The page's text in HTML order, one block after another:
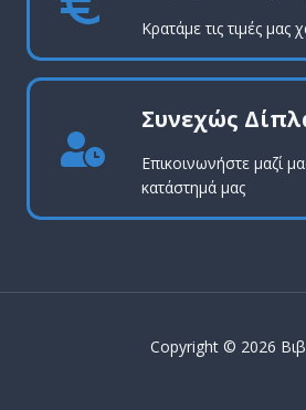
Κρατάμε τις τιμές μας
Συνεχώς
Επικοινωνήστε μαζί
κατάστημά μας
Copyright © 2026